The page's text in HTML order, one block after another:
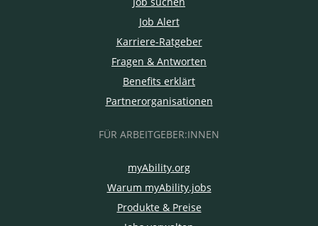
Job Alert
Karriere-Ratgeber
Fragen & Antworten
Benefits erklärt
Partnerorganisationen
FÜR ARBEITGEBER:INNEN
myAbility.org
Warum myAbility.jobs
Produkte & Preise